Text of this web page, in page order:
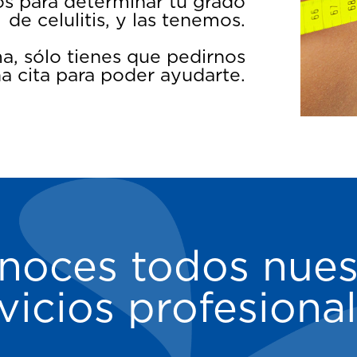
de celulitis, y las tenemos.
sólo tienes que pedirnos
cita para poder ayudarte.
todos